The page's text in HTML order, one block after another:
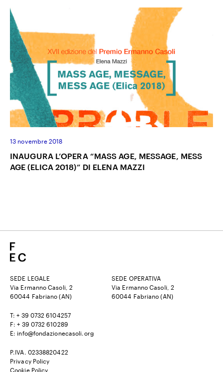
13 novembre 2018
INAUGURA L’OPERA “MASS AGE, MESSAGE, MESS
AGE (ELICA 2018)” DI ELENA MAZZI
SEDE LEGALE
Via Ermanno Casoli, 2
60044 Fabriano (AN)
SEDE OPERATIVA
Via Ermanno Casoli, 2
60044 Fabriano (AN)
T: + 39 0732 6104257
F: + 39 0732 610289
E: info@fondazionecasoli.org
P.IVA. 02338820422
Privacy Policy
Cookie Policy